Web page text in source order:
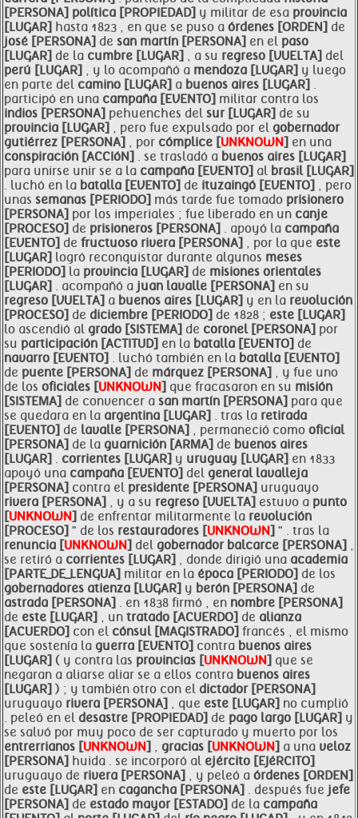
[PERSONA] política [PROPIEDAD] y militar de esa provincia
[LUGAR] hasta 1823 , en que se puso a órdenes [ORDEN] de
josé [PERSONA] de san martín [PERSONA] en el paso
[LUGAR] de la cumbre [LUGAR] , a su regreso [VUELTA] del
perú [LUGAR] , y lo acompañó a mendoza [LUGAR] y luego
en parte del camino [LUGAR] a buenos aires [LUGAR] .
participó en una campaña [EVENTO] militar contra los
indios [PERSONA] pehuenches del sur [LUGAR] de su
provincia [LUGAR] , pero fue expulsado por el gobernador
gutiérrez [PERSONA] , por cómplice [UNKNOWN] en una
conspiración [ACCIóN] . se trasladó a buenos aires [LUGAR]
para unirse unir se a la campaña [EVENTO] al brasil [LUGAR]
. luchó en la batalla [EVENTO] de ituzaingó [EVENTO] , pero
unas semanas [PERIODO] más tarde fue tomado prisionero
[PERSONA] por los imperiales ; fue liberado en un canje
[PROCESO] de prisioneros [PERSONA] . apoyó la campaña
[EVENTO] de fructuoso rivera [PERSONA] , por la que este
[LUGAR] logró reconquistar durante algunos meses
[PERIODO] la provincia [LUGAR] de misiones orientales
[LUGAR] . acompañó a juan lavalle [PERSONA] en su
regreso [VUELTA] a buenos aires [LUGAR] y en la revolución
[PROCESO] de diciembre [PERIODO] de 1828 ; este [LUGAR]
lo ascendió al grado [SISTEMA] de coronel [PERSONA] por
su participación [ACTITUD] en la batalla [EVENTO] de
navarro [EVENTO] . luchó también en la batalla [EVENTO]
de puente [PERSONA] de márquez [PERSONA] , y fue uno
de los oficiales [UNKNOWN] que fracasaron en su misión
[SISTEMA] de convencer a san martín [PERSONA] para que
se quedara en la argentina [LUGAR] . tras la retirada
[EVENTO] de lavalle [PERSONA] , permaneció como oficial
[PERSONA] de la guarnición [ARMA] de buenos aires
[LUGAR] . corrientes [LUGAR] y uruguay [LUGAR] en 1833
apoyó una campaña [EVENTO] del general lavalleja
[PERSONA] contra el presidente [PERSONA] uruguayo
rivera [PERSONA] , y a su regreso [VUELTA] estuvo a punto
[UNKNOWN] de enfrentar militarmente la revolución
[PROCESO] " de los restauradores [UNKNOWN] " . tras la
renuncia [UNKNOWN] del gobernador balcarce [PERSONA] ,
se retiró a corrientes [LUGAR] , donde dirigió una academia
[PARTE_DE_LENGUA] militar en la época [PERIODO] de los
gobernadores atienza [LUGAR] y berón [PERSONA] de
astrada [PERSONA] . en 1838 firmó , en nombre [PERSONA]
de este [LUGAR] , un tratado [ACUERDO] de alianza
[ACUERDO] con el cónsul [MAGISTRADO] francés , el mismo
que sostenía la guerra [EVENTO] contra buenos aires
[LUGAR] ( y contra las provincias [UNKNOWN] que se
negaran a aliarse aliar se a ellos contra buenos aires
[LUGAR] ) ; y también otro con el dictador [PERSONA]
uruguayo rivera [PERSONA] , que este [LUGAR] no cumplió
. peleó en el desastre [PROPIEDAD] de pago largo [LUGAR] y
se salvó por muy poco de ser capturado y muerto por los
entrerrianos [UNKNOWN] , gracias [UNKNOWN] a una veloz
[PERSONA] huida . se incorporó al ejército [EJéRCITO]
uruguayo de rivera [PERSONA] , y peleó a órdenes [ORDEN]
de este [LUGAR] en cagancha [PERSONA] . después fue jefe
[PERSONA] de estado mayor [ESTADO] de la campaña